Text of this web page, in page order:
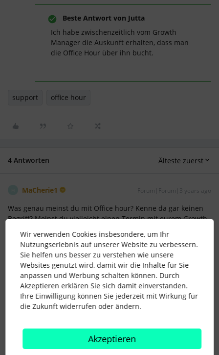
Beste Antwort von Jutta
Ich habe zwischenzeitlich vom Growth
Manager die Auskunft erhalten, dass man
die Office Hour über ihn bucht.
support office hour
4 Antworten Älteste zuerst
MaCherie1 Forum|Forum|3 years ago
Was genau meinst du mit Office hour? Kenne da gar keinen
Begriff? Meinst du vielleicht einen Termin mit eurem Growth
Jutta AUTOR*IN Forum|Forum|3 years ago
persönlichgen Gespräch mit jemandem vom Support
besprechen wollen. Er selbst sei dafür nicht der richtige Der
Wir verwenden Cookies insbesondere, um Ihr
Nutzungserlebnis auf unserer Website zu verbessern.
Sie helfen uns besser zu verstehen wie unsere
Websites genutzt wird, damit wir die Inhalte für Sie
anpassen und Werbung schalten können. Durch
Akzeptieren erklären Sie sich damit einverstanden.
Ihre Einwilligung können Sie jederzeit mit Wirkung für
die Zukunft widerrufen oder ändern.
Akzeptieren